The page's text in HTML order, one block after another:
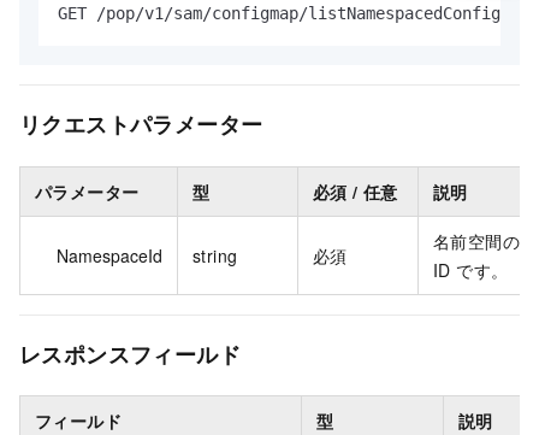
GET /pop/v1/sam/configmap/
リクエストパラメーター
パラメーター 型 必須 / 任意 説明
NamespaceId string 必須
名前空間の
ID です。
レスポンスフィールド
フィールド 型 説明